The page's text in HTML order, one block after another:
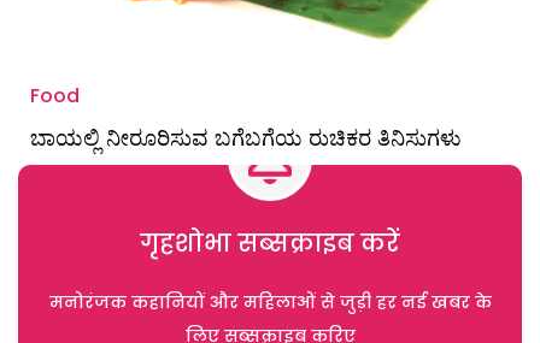
Food
ಬಾಯಲ್ಲಿ ನೀರೂರಿಸುವ ಬಗೆಬಗೆಯ ರುಚಿಕರ ತಿನಿಸುಗಳು
गृहशोभा सब्सक्राइब करें
मनोरंजक कहानियों और महिलाओं से जुड़ी हर नई खबर के
लिए सब्सक्राइब करिए